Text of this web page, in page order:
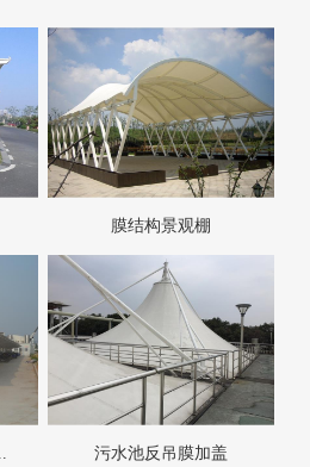
膜结构景观棚
污水池反吊膜加盖